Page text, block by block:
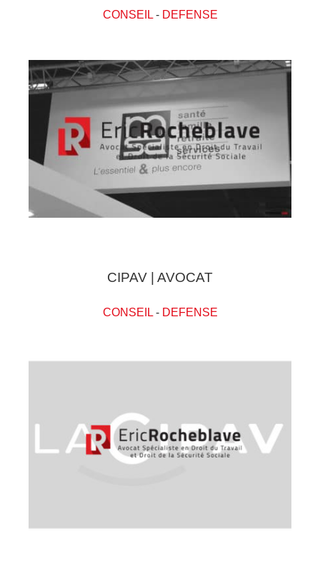
CONSEIL- DEFENSE
CIPAV | AVOCAT
CONSEIL- DEFENSE